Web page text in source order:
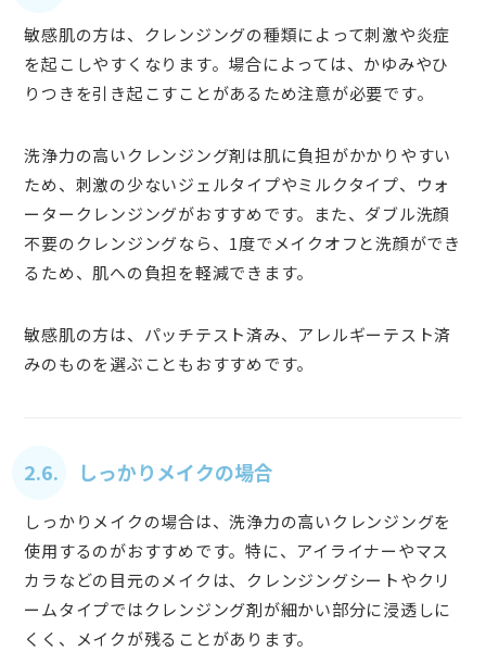
敏感肌の方は、クレンジングの種類によって刺激や炎症
を起こしやすくなります。場合によっては、かゆみやひ
りつきを引き起こすことがあるため注意が必要です。
洗浄力の高いクレンジング剤は肌に負担がかかりやすい
ため、刺激の少ないジェルタイプやミルクタイプ、ウォ
ータークレンジングがおすすめです。また、ダブル洗顔
不要のクレンジングなら、1度でメイクオフと洗顔ができ
るため、肌への負担を軽減できます。
敏感肌の方は、パッチテスト済み、アレルギーテスト済
みのものを選ぶこともおすすめです。
2.6. しっかりメイクの場合
しっかりメイクの場合は、洗浄力の高いクレンジングを
使用するのがおすすめです。特に、アイライナーやマス
カラなどの目元のメイクは、クレンジングシートやクリ
ームタイプではクレンジング剤が細かい部分に浸透しに
くく、メイクが残ることがあります。